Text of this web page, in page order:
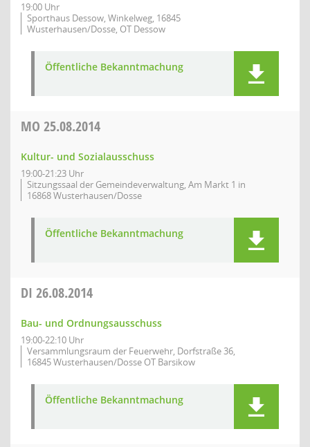
19:00 Uhr
Sporthaus Dessow, Winkelweg, 16845
Wusterhausen/Dosse, OT Dessow
Öffentliche Bekanntmachung
MO 25.08.2014
Kultur- und Sozialausschuss
19:00-21:23 Uhr
Sitzungssaal der Gemeindeverwaltung, Am Markt 1 in
16868 Wusterhausen/Dosse
Öffentliche Bekanntmachung
DI 26.08.2014
Bau- und Ordnungsausschuss
19:00-22:10 Uhr
Versammlungsraum der Feuerwehr, Dorfstraße 36,
16845 Wusterhausen/Dosse OT Barsikow
Öffentliche Bekanntmachung